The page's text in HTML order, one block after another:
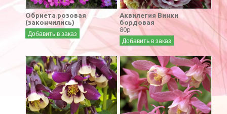
Обриета розовая
(закончились)
Добавить в заказ
Аквилегия Винки
бордовая
80р
Добавить в заказ